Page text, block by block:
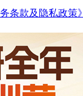
条款及隐私政策》